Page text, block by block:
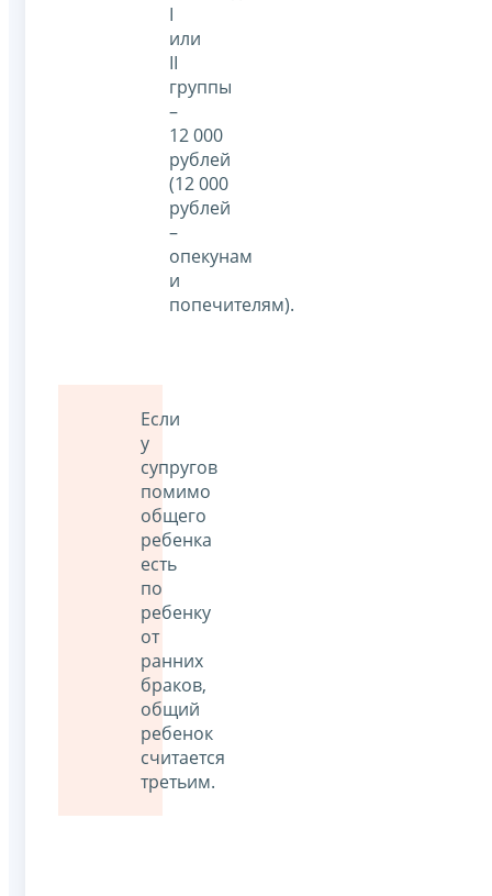
I
или
II
группы
–
12 000
рублей
(12 000
рублей
–
опекунам
и
попечителям).
Если
у
супругов
помимо
общего
ребенка
есть
по
ребенку
от
ранних
браков,
общий
ребенок
считается
третьим.